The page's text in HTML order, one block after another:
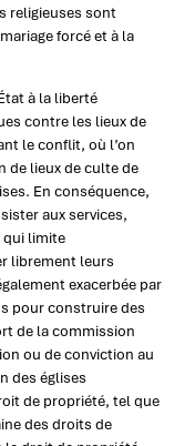
religieuses sont
forcé et à la
à la liberté
contre les lieux de
le conflit, où l’on
de lieux de culte de
En conséquence,
aux services,
qui limite
librement leurs
exacerbée par
pour construire des
de la commission
ou de conviction au
des églises
de propriété, tel que
des droits de